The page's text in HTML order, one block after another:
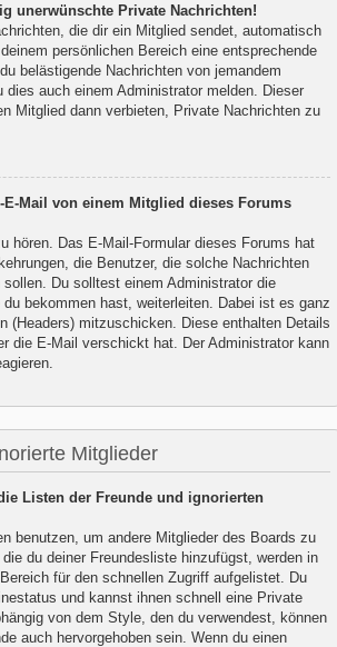
unerwünschte Private Nachrichten!
die dir ein Mitglied sendet, automatisch
persönlichen Bereich eine entsprechende
belästigende Nachrichten von jemandem
auch einem Administrator melden. Dieser
Mitglied dann verbieten, Private Nachrichten zu
E-Mail von einem Mitglied dieses Forums
hören. Das E-Mail-Formular dieses Forums hat
die Benutzer, die solche Nachrichten
Du solltest einem Administrator die
bekommen hast, weiterleiten. Dabei ist es ganz
(Headers) mitzuschicken. Diese enthalten Details
die E-Mail verschickt hat. Der Administrator kann
Mitglieder
Listen der Freunde und ignorierten
benutzen, um andere Mitglieder des Boards zu
du deiner Freundesliste hinzufügst, werden in
für den schnellen Zugriff aufgelistet. Du
und kannst ihnen schnell eine Private
von dem Style, den du verwendest, können
auch hervorgehoben sein. Wenn du einen